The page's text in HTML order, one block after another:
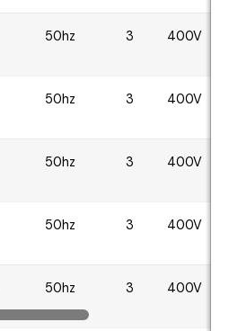
50hz 3 400V
50hz 3 400V
50hz 3 400V
50hz 3 400V
50hz 3 400V